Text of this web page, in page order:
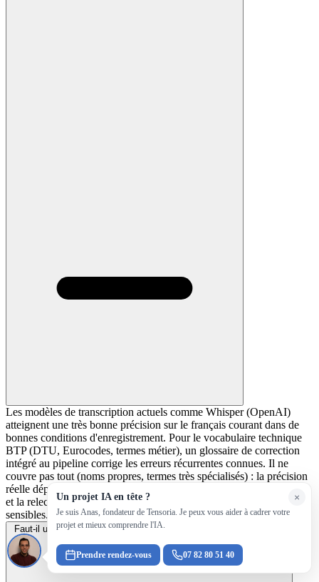
Les modèles de transcription actuels comme Whisper (OpenAI)
atteignent une très bonne précision sur le français courant dans de
bonnes conditions d'enregistrement. Pour le vocabulaire technique
BTP (DTU, Eurocodes, termes métier), un glossaire de correction
intégré au pipeline corrige les erreurs récurrentes connues. Il ne
couvre pas tout (noms propres, termes très spécialisés) : la précision
réelle dépend du bruit ambiant, des accents et de la qualité du micro,
et la relecture humaine reste indispensable pour vérifier les termes
sensibles.
Faut-il un micro spécial pour enregistrer une réunion de chantier ?
×
Un projet IA en tête ?
Je suis Anas, fondateur de Tensoria. Je peux vous aider à cadrer votre
projet et mieux comprendre l'IA.
Prendre rendez-vous 07 82 80 51 40